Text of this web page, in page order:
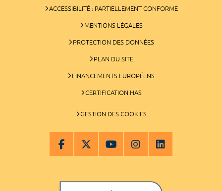
ACCESSIBILITÉ : PARTIELLEMENT CONFORME
MENTIONS LÉGALES
PROTECTION DES DONNÉES
PLAN DU SITE
FINANCEMENTS EUROPÉENS
CERTIFICATION HAS
GESTION DES COOKIES